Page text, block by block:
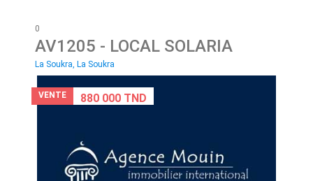
0
AV1205 - LOCAL SOLARIA
La Soukra, La Soukra
VENTE 880 000 TND